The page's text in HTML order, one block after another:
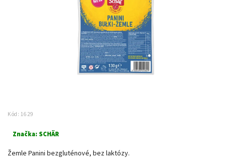
Kód: 1629
Značka: SCHÄR
Žemle Panini bezgluténové, bez laktózy.